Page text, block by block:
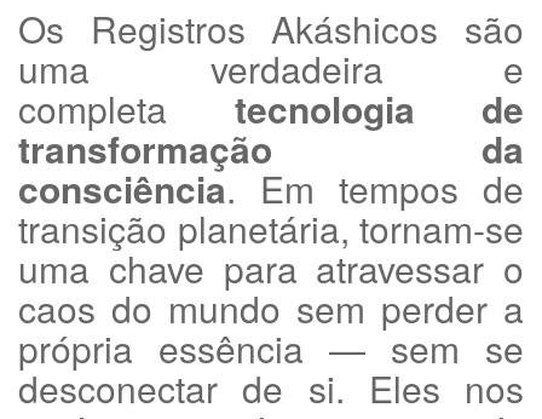
Os Registros Akáshicos são
uma verdadeira e
completa tecnologia de
transformação da
consciência. Em tempos de
transição planetária, tornam-se
uma chave para atravessar o
caos do mundo sem perder a
própria essência — sem se
desconectar de si. Eles nos